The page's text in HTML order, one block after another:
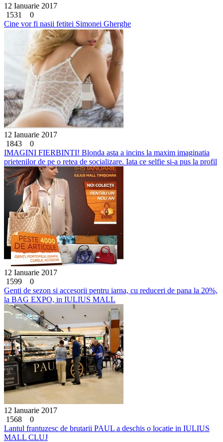
12 Ianuarie 2017
1531
0
Cine vor fi nasii fetitei Simonei Gherghe
12 Ianuarie 2017
1843
0
IMAGINI FIERBINTI! Blonda asta a incins la maxim imaginatia
prietenilor de pe o retea de socializare. Iata ce selfie si-a pus la profil
12 Ianuarie 2017
1599
0
Genti de sezon si accesorii pentru iarna, cu reduceri de pana la 20%,
la BAG EXPO, in IULIUS MALL
12 Ianuarie 2017
1568
0
Lantul frantuzesc de brutarii PAUL a deschis o locatie in IULIUS
MALL CLUJ